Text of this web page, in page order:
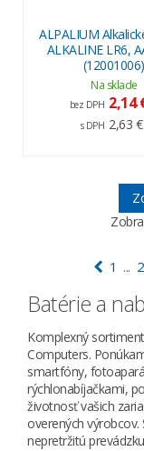
ALPALIUM
ALKALINE LR6,
(12001006)
Na sklade
bez DPH 2,14
s DPH 2,63 €
1 ... 2
Batérie a
Komplexný
Computers.
smartfóny,
rýchlonabíjačkami,
životnosť vašich
overených výrobcov.
nepretržitú